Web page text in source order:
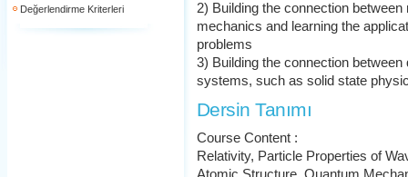
Değerlendirme Kriterleri
2) Building the connection
mechanics and learning the
problems
3) Building the connection
systems, such as solid state
Dersin Tanımı
Course Content :
Relativity, Particle Properties of